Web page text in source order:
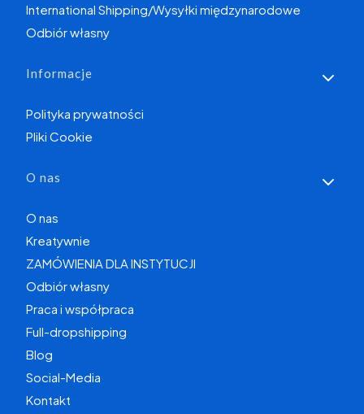
International Shipping/Wysyłki międzynarodowe
Odbiór własny
Informacje
Polityka prywatności
Pliki Cookie
O nas
O nas
Kreatywnie
ZAMÓWIENIA DLA INSTYTUCJI
Odbiór własny
Praca i współpraca
Full-dropshipping
Blog
Social-Media
Kontakt